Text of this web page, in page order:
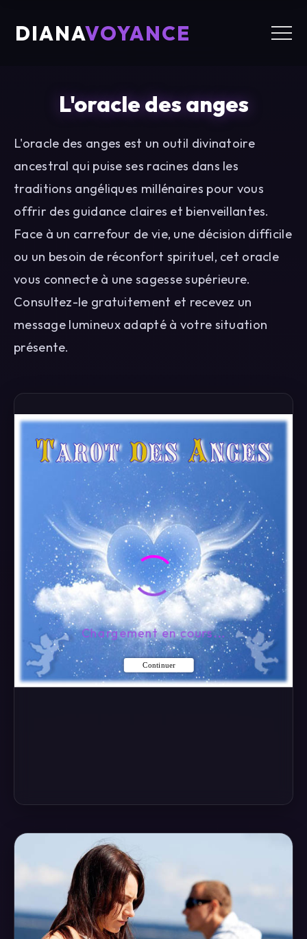
DIANAVOYANCE
L'oracle des anges
L'oracle des anges est un outil divinatoire
ancestral qui puise ses racines dans les
traditions angéliques millénaires pour vous
offrir des guidance claires et bienveillantes.
Face à un carrefour de vie, une décision difficile
ou un besoin de réconfort spirituel, cet oracle
vous connecte à une sagesse supérieure.
Consultez-le gratuitement et recevez un
message lumineux adapté à votre situation
présente.
Chargement en cours...